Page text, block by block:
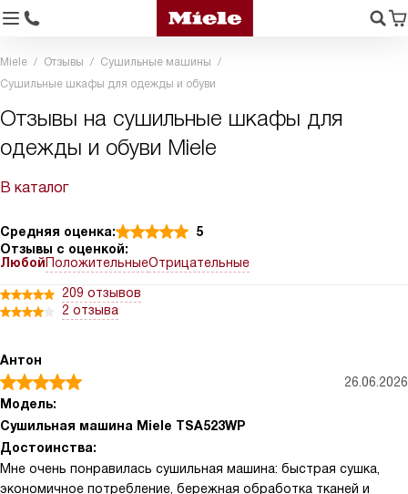
Miele Отзывы
Сушильные машины
Сушильные шкафы для одежды и обуви
Отзывы на сушильные шкафы для
одежды и обуви Miele
В каталог
Средняя оценка:
5
Отзывы с оценкой:
ЛюбойПоложительныеОтрицательные
209 отзывов
2 отзыва
Антон
26.06.2026
Модель:
Сушильная машина Miele TSA523WP
Достоинства:
Мне очень понравилась сушильная машина: быстрая сушка,
экономичное потребление, бережная обработка тканей и